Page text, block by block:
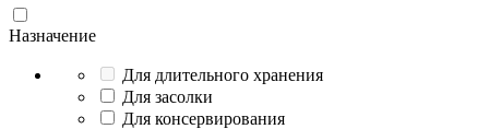
Назначение
Для длительного хранения
Для засолки
Для консервирования